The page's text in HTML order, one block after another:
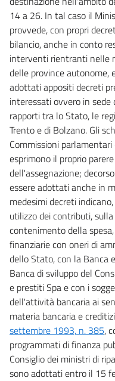
14 a 26. In tal caso il
provvede, con propri
bilancio, anche in conto
interventi rientranti nelle
delle province autonome,
adottati appositi decreti
interessati ovvero in
rapporti tra lo Stato, le
Trento e di Bolzano. Gli
Commissioni
esprimono il proprio
dell'assegnazione;
essere adottati anche in
medesimi decreti
utilizzo dei contributi,
contenimento della
finanziarie con oneri di
dello Stato, con la Banca
Banca di sviluppo del
e prestiti Spa e con i
dell'attività bancaria ai
materia bancaria e
settembre 1993, n. 385,
programmati di finanza
Consiglio dei ministri di
sono adottati entro il 15